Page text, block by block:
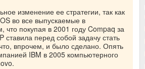
изменение ее стратегии, так как
во все выпускаемые в
что покупая в 2001 году Compaq за
перед собой задачу стать
впрочем, и было сделано. Опять
IBM в 2005 компьютерного